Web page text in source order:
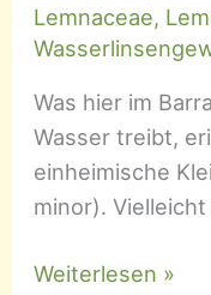
Lemnaceae,
Was hier im
Wasser treibt,
einheimische
minor).
Lemna
Weiterlesen »